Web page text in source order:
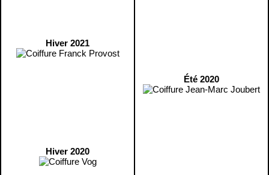
Hiver 2021
Hiver 2020
Été 2020